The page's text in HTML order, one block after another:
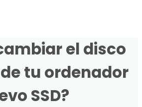
el disco
tu ordenador
SSD?